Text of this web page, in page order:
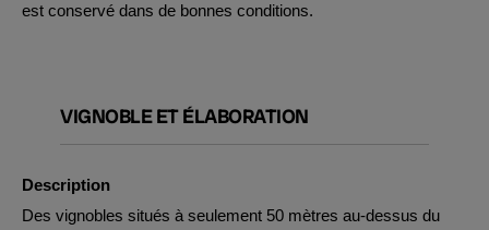
est conservé dans de bonnes conditions.
VIGNOBLE ET ÉLABORATION
Description
Des vignobles situés à seulement 50 mètres au-dessus du